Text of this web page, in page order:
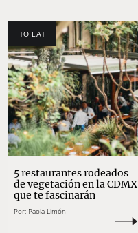
TO EAT
5 restaurantes rodeados
de vegetación en la CDMX
que te fascinarán
Por: Paola Limón